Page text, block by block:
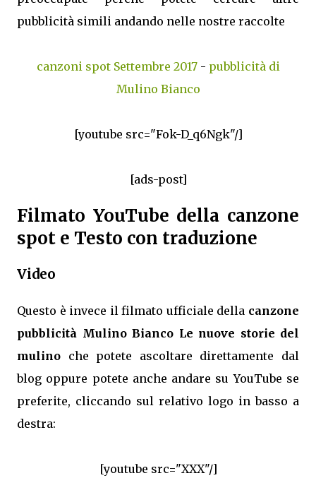
pubblicità simili andando nelle nostre raccolte
canzoni spot Settembre 2017- pubblicità di
Mulino Bianco
[youtube src="Fok-D_q6Ngk"/]
[ads-post]
Filmato YouTube della canzone
spot e Testo con traduzione
Video
Questo è invece il filmato ufficiale della canzone
pubblicità Mulino Bianco Le nuove storie del
mulino che potete ascoltare direttamente dal
blog oppure potete anche andare su YouTube se
preferite, cliccando sul relativo logo in basso a
destra:
[youtube src="XXX"/]